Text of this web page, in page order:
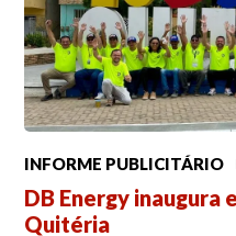
INFORME PUBLICITÁRIO
DB Energy inaugura
Quitéria